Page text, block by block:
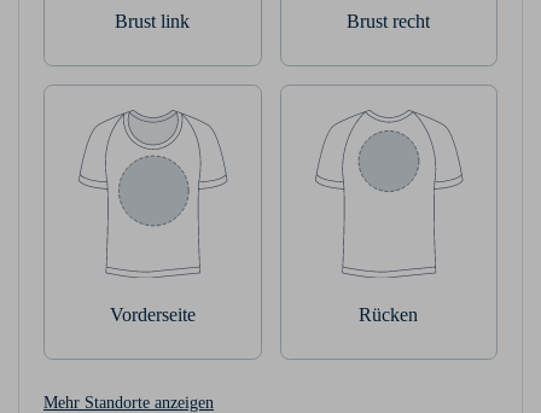
Brust link Brust recht
Vorderseite Rücken
Mehr Standorte anzeigen